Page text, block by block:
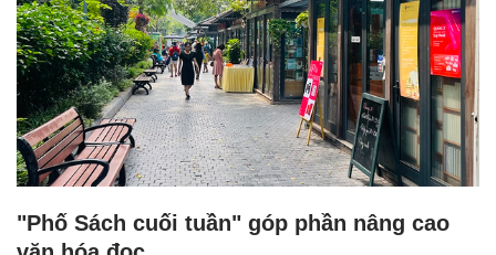
"Phố Sách cuối tuần" góp phần nâng cao